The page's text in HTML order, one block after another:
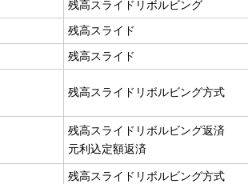
残高スライドリボルビング
残高スライド
残高スライド
残高スライドリボルビング方式
残高スライドリボルビング返済
元利込定額返済
残高スライドリボルビング方式